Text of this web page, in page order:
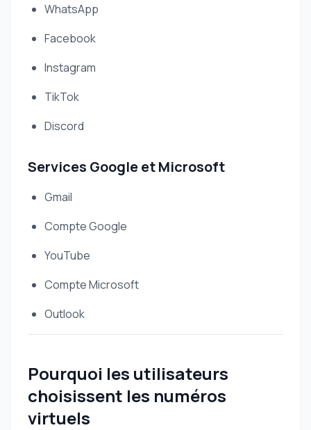
WhatsApp
Facebook
Instagram
TikTok
Discord
Services Google et Microsoft
Gmail
Compte Google
YouTube
Compte Microsoft
Outlook
Pourquoi les utilisateurs
choisissent les numéros
virtuels